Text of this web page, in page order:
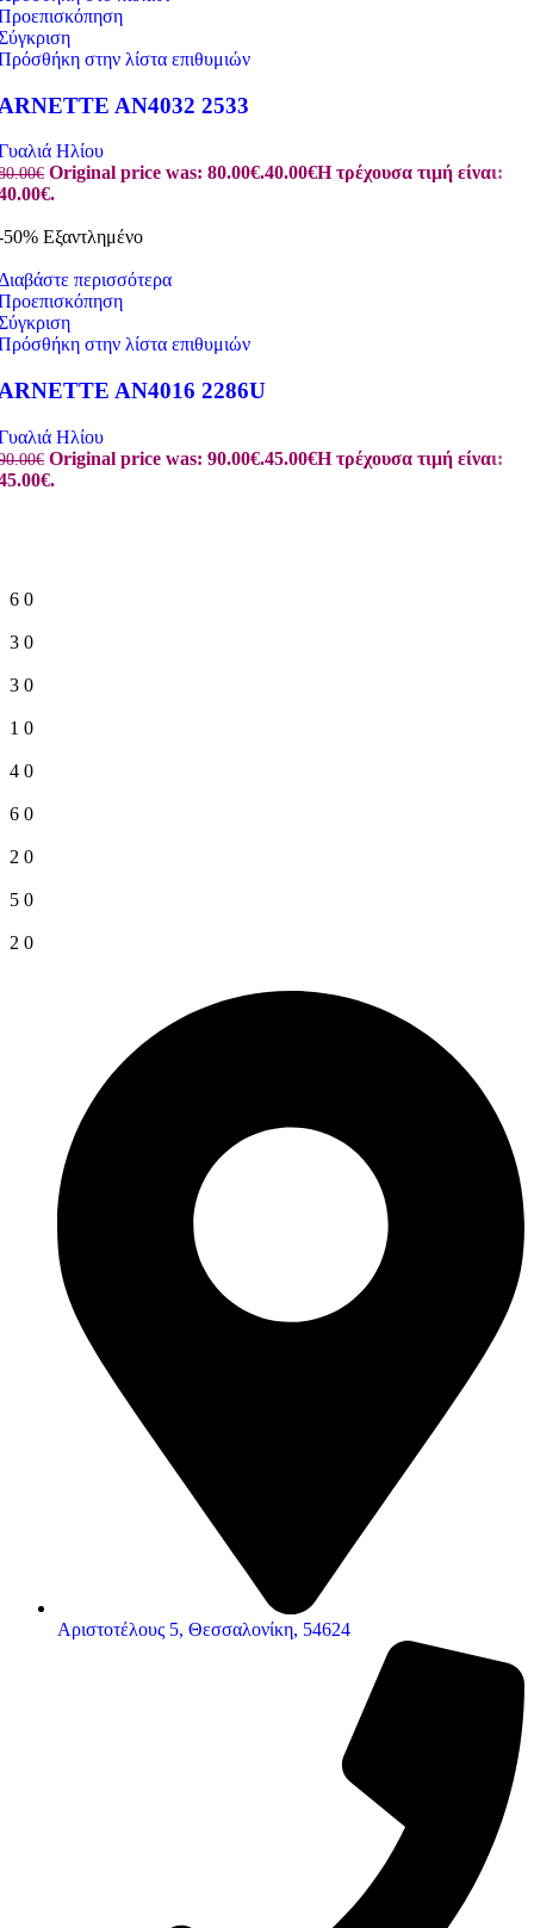
στην λίστα επιθυμιών
AN4032 2533
Ηλίου
€ Original price was: 80.00€.40.00€Η τρέχουσα τιμή είναι:
50% Εξαντλημένο
περισσότερα
στην λίστα επιθυμιών
AN4016 2286U
Ηλίου
€ Original price was: 90.00€.45.00€Η τρέχουσα τιμή είναι:
6 0
3 0
3 0
1 0
4 0
6 0
2 0
5 0
2 0
Αριστοτέλους 5, Θεσσαλονίκη, 54624